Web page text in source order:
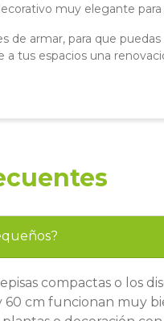
muy elegante para
de armar, para que
tus espacios una
compactas o los
60 cm funcionan muy